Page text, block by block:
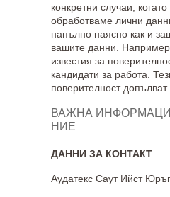
конкретни случаи,
обработваме лични
напълно наясно как и
вашите данни.
известия за
кандидати за работа.
поверителност допълват
ВАЖНА
НИЕ
ДАННИ ЗА КОНТАКТ
Аудатекс Саут Ийст